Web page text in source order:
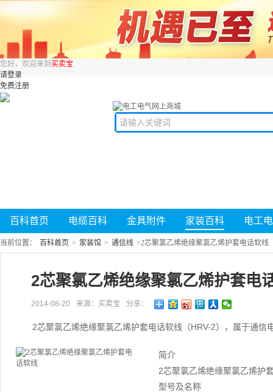
您好，欢迎来到 买卖宝
请登录
免费注册
百科首页 电缆百科 金具附件 家装百科 电工
当前位置： 百科首页 > 家装馆 > 通信线 >2芯聚氯乙烯绝缘聚氯乙烯护套电话软线
2芯聚氯乙烯绝缘聚氯乙烯护套电
2014-08-20 来源：买卖宝 分享：
2芯聚氯乙烯绝缘聚氯乙烯护套电话软线（HRV-2），属于通信
简介
2芯聚氯乙烯绝缘聚氯乙烯护
型号及名称